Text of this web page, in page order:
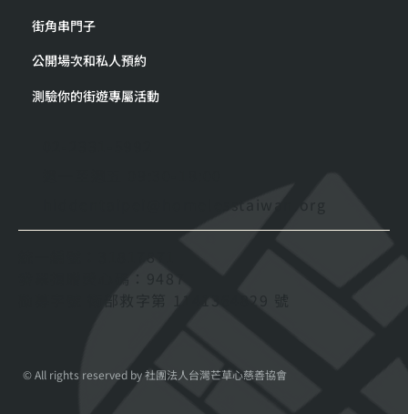
街角串門子
公開場次和私人預約
測驗你的街遊專屬活動
© All rights reserved by 社團法人台灣芒草心慈善協會